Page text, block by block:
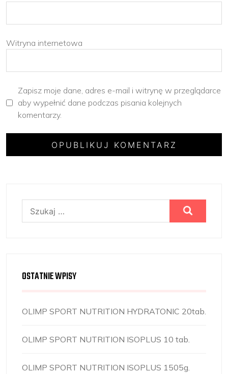
Witryna internetowa
Zapisz moje dane, adres e-mail i witrynę w przeglądarce
aby wypełnić dane podczas pisania kolejnych
komentarzy.
OSTATNIE WPISY
OLIMP SPORT NUTRITION HYDRATONIC 20tab.
OLIMP SPORT NUTRITION ISOPLUS 10 tab.
OLIMP SPORT NUTRITION ISOPLUS 1505g.